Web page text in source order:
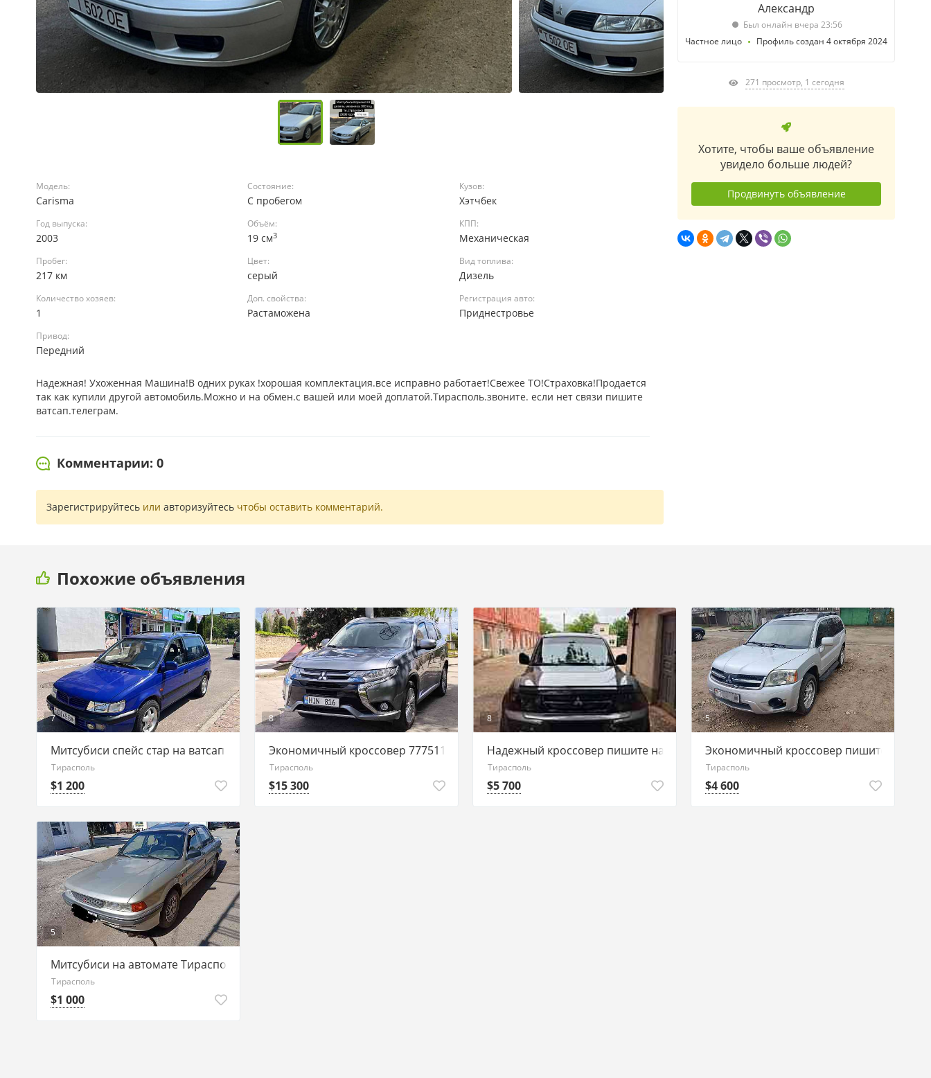
Модель:
Carisma
Состояние:
С пробегом
Кузов:
Хэтчбек
Год выпуска:
2003
Объём:
19 см3
КПП:
Механическая
Пробег:
217 км
Цвет:
серый
Вид топлива:
Дизель
Количество хозяев:
1
Доп. свойства:
Растаможена
Регистрация авто:
Приднестровье
Привод:
Передний
Надежная! Ухоженная Машина!В одних руках !хорошая комплектация.все исправно работает!Свежее ТО!Страховка!Продается
так как купили другой автомобиль.Можно и на обмен.с вашей или моей доплатой.Тирасполь.звоните. если нет связи пишите
ватсап.телеграм.
Комментарии: 0
Зарегистрируйтесь или авторизуйтесь чтобы оставить комментарий.
Александр
Был онлайн вчера 23:56
Частное лицо
Профиль создан 4 октября 2024
271 просмотр, 1 сегодня
Хотите, чтобы ваше объявление
увидело больше людей?
Продвинуть объявление
Похожие объявления
7
Митсубиси спейс стар на ватсап 77751188
Тирасполь
$1 200
8
Экономичный кроссовер 77751188 ватсап телеграм
Тирасполь
$15 300
8
Надежный кроссовер пишите на ватсап 77751188
Тирасполь
$5 700
5
Экономичный кроссовер пишите на
Тирасполь
$4 600
5
Митсубиси на автомате Тирасполь пишите
Тирасполь
$1 000